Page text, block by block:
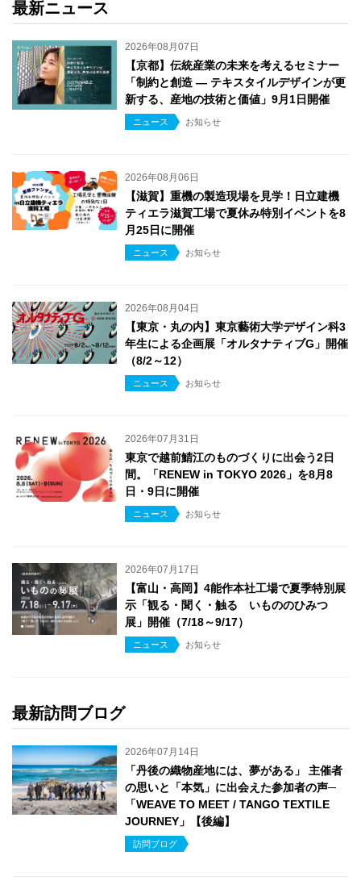
最新ニュース
2026年08月07日
【京都】伝統産業の未来を考えるセミナー
「制約と創造 ― テキスタイルデザインが更
新する、産地の技術と価値」9月1日開催
ニュース お知らせ
2026年08月06日
【滋賀】重機の製造現場を見学！日立建機
ティエラ滋賀工場で夏休み特別イベントを8
月25日に開催
ニュース お知らせ
2026年08月04日
【東京・丸の内】東京藝術大学デザイン科3
年生による企画展「オルタナティブG」開催
（8/2～12）
ニュース お知らせ
2026年07月31日
東京で越前鯖江のものづくりに出会う2日
間。「RENEW in TOKYO 2026」を8月8
日・9日に開催
ニュース お知らせ
2026年07月17日
【富山・高岡】4能作本社工場で夏季特別展
示「観る・聞く・触る いもののひみつ
展」開催（7/18～9/17）
ニュース お知らせ
最新訪問ブログ
2026年07月14日
「丹後の織物産地には、夢がある」 主催者
の思いと「本気」に出会えた参加者の声─
「WEAVE TO MEET / TANGO TEXTILE
JOURNEY」【後編】
訪問ブログ